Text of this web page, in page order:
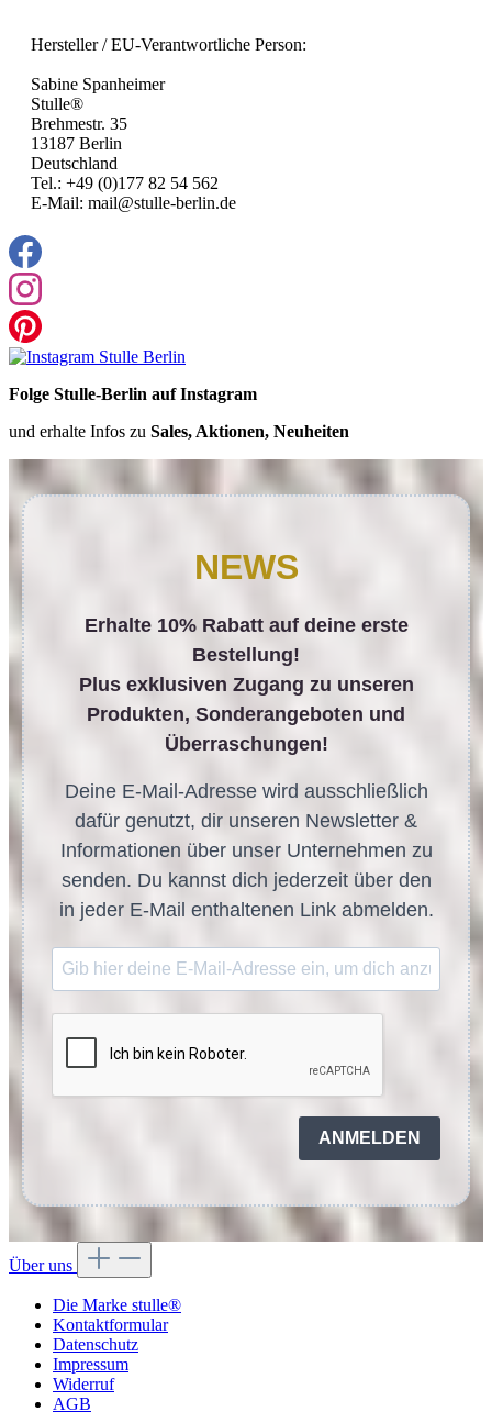
Hersteller / EU-Verantwortliche Person:
Sabine Spanheimer
Stulle®
Brehmestr. 35
13187 Berlin
Deutschland
Tel.: +49 (0)177 82 54 562
E-Mail: mail@stulle-berlin.de
Folge Stulle-Berlin auf Instagram
und erhalte Infos zu Sales, Aktionen, Neuheiten
NEWS
Erhalte 10% Rabatt auf deine erste
Bestellung!
Plus exklusiven Zugang zu unseren
Produkten, Sonderangeboten und
Überraschungen!
Deine E-Mail-Adresse wird ausschließlich
dafür genutzt, dir unseren Newsletter &
Informationen über unser Unternehmen zu
senden. Du kannst dich jederzeit über den
in jeder E-Mail enthaltenen Link abmelden.
ANMELDEN
Über uns
Die Marke stulle®
Kontaktformular
Datenschutz
Impressum
Widerruf
AGB